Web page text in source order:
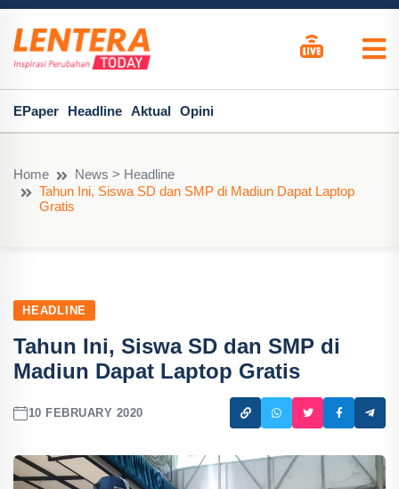
EPaper Headline Aktual Opini
Home
News > Headline
Tahun Ini, Siswa SD dan SMP di Madiun Dapat Laptop
Gratis
HEADLINE
Tahun Ini, Siswa SD dan SMP di
Madiun Dapat Laptop Gratis
10 FEBRUARY 2020